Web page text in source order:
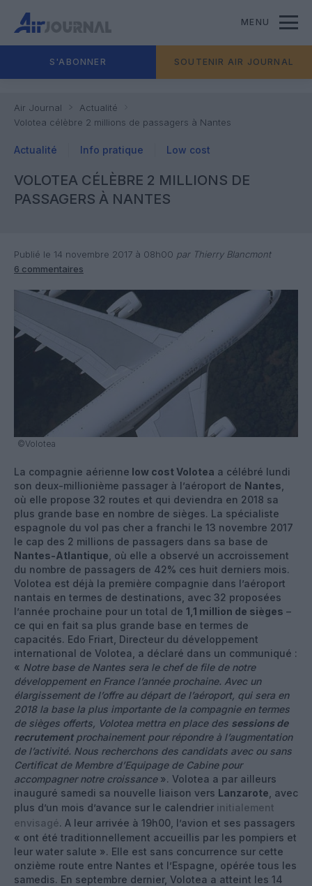
MENU
S'ABONNER SOUTENIR AIR JOURNAL
Air Journal
Actualité
Volotea célèbre 2 millions de passagers à Nantes
Actualité Info pratique Low cost
VOLOTEA CÉLÈBRE 2 MILLIONS DE
PASSAGERS À NANTES
Publié le 14 novembre 2017 à 08h00 par Thierry Blancmont
6 commentaires
©Volotea
La compagnie aérienne low cost Volotea a célébré lundi
son deux-millionième passager à l’aéroport de Nantes
où elle propose 32 routes et qui deviendra en 2018 sa
plus grande base en nombre de sièges. La spécialiste
espagnole du vol pas cher a franchi le 13 novembre 2017
le cap des 2 millions de passagers dans sa base de
Nantes-Atlantique , où elle a observé un accroissement
du nombre de passagers de 42% ces huit derniers mois.
Volotea est déjà la première compagnie dans l’aéroport
nantais en termes de destinations, avec 32 proposées
l’année prochaine pour un total de 1,1 million de sièges –
ce qui en fait sa plus grande base en termes de
capacités. Edo Friart, Directeur du développement
international de Volotea, a déclaré dans un communiqué :
« Notre base de Nantes sera le chef de file de notre
développement en France l’année prochaine. Avec un
élargissement de l’offre au départ de l’aéroport, qui sera en
2018 la base la plus importante de la compagnie en termes
de sièges offerts, Volotea mettra en place des sessions de
recrutementprochainement pour répondre à l’augmentation
de l’activité. Nous recherchons des candidats avec ou sans
Certificat de Membre d’Equipage de Cabine pour
accompagner notre croissance». Volotea a par ailleurs
inauguré samedi sa nouvelle liaison vers Lanzarote , avec
plus d’un mois d’avance sur le calendrier initialement
envisagé. A leur arrivée à 19h00, l’avion et ses passagers
« ont été traditionnellement accueillis par les pompiers et
leur water salute ». Elle est sans concurrence sur cette
onzième route entre Nantes et l’Espagne, opérée tous les
samedis. En septembre dernier, Volotea a atteint les 14